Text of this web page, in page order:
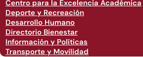
Centro para la Excelencia Académica
Deporte y Recreación
Desarrollo Humano
Directorio Bienestar
Información y Políticas
Transporte y Movilidad